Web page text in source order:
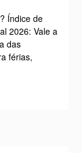
Índice de
2026: Vale a
das
férias,